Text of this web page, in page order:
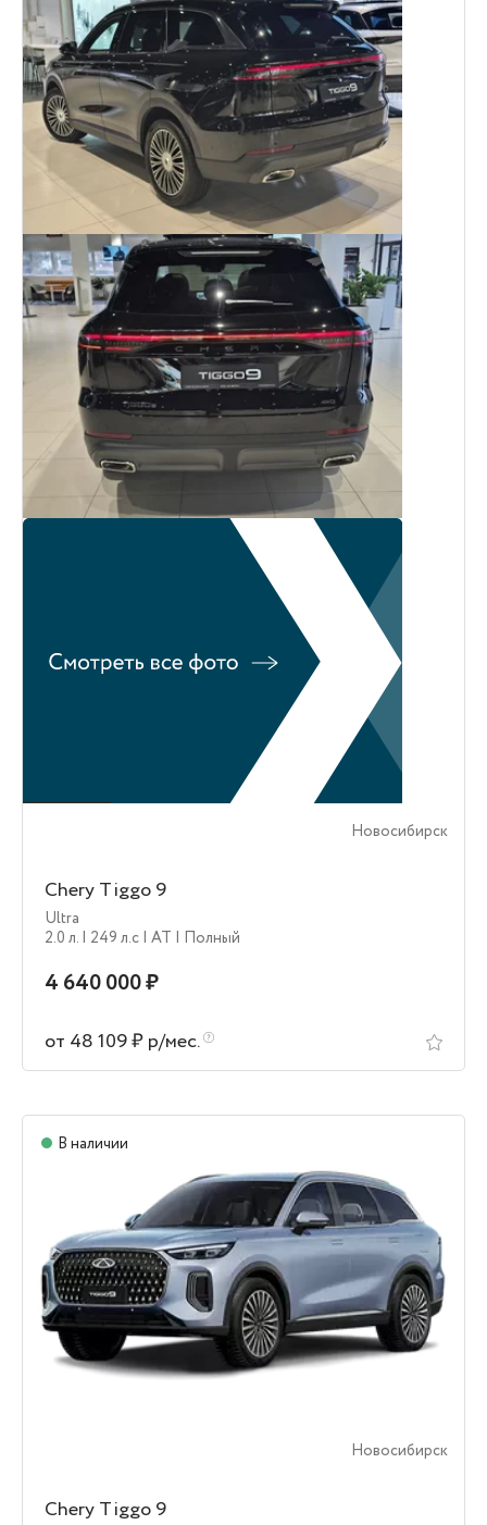
Новосибирск
Chery Tiggo 9
Ultra
2.0 л. | 249 л.c | AT | Полный
4 640 000 ₽
от 48 109 ₽ р/мес.
В наличии
Новосибирск
Chery Tiggo 9